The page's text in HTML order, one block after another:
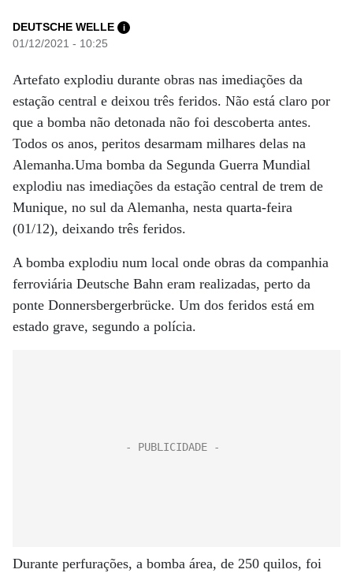
DEUTSCHE WELLE i
01/12/2021 - 10:25
Artefato explodiu durante obras nas imediações da
estação central e deixou três feridos. Não está claro por
que a bomba não detonada não foi descoberta antes.
Todos os anos, peritos desarmam milhares delas na
Alemanha.Uma bomba da Segunda Guerra Mundial
explodiu nas imediações da estação central de trem de
Munique, no sul da Alemanha, nesta quarta-feira
(01/12), deixando três feridos.
A bomba explodiu num local onde obras da companhia
ferroviária Deutsche Bahn eram realizadas, perto da
ponte Donnersbergerbrücke. Um dos feridos está em
estado grave, segundo a polícia.
Durante perfurações, a bomba área, de 250 quilos, foi